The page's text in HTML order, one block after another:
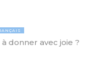
donner avec joie ?